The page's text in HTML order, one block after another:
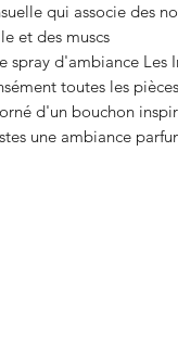
qui associe des
et des muscs.
spray d'ambiance Les
toutes les
d'un bouchon
une ambiance